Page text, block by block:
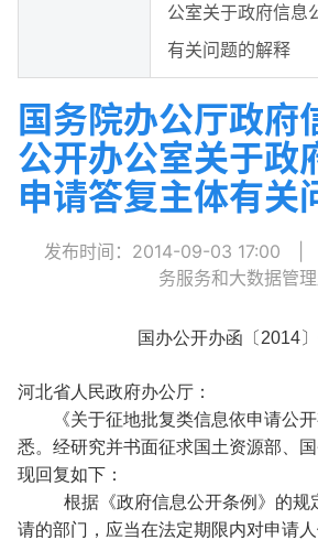
公室关于政府信息
有关问题的解释
国务院办公厅政府
公开办公室关于政
申请答复主体有关
发布时间：2014-09-03 17:00
务服务和大数据管
国办公开办函〔2014
河北省人民政府办公厅：
《关于征地批复类信息依申请公
悉。经研究并书面征求国土资源部、
现回复如下：
根据《政府信息公开条例》的规
请的部门，应当在法定期限内对申请